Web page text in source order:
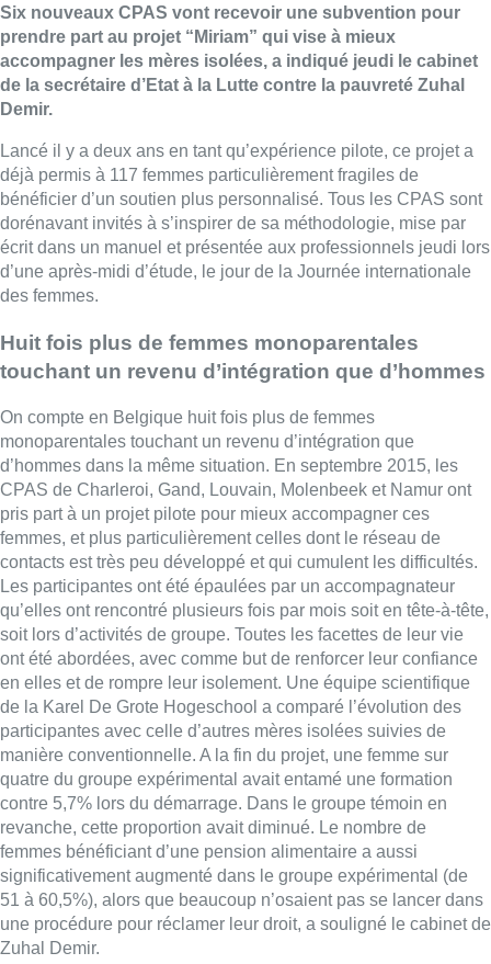
Six nouveaux CPAS vont recevoir une subvention pour
prendre part au projet “Miriam” qui vise à mieux
accompagner les mères isolées, a indiqué jeudi le cabinet
de la secrétaire d’Etat à la Lutte contre la pauvreté Zuhal
Demir.
Lancé il y a deux ans en tant qu’expérience pilote, ce projet a
déjà permis à 117 femmes particulièrement fragiles de
bénéficier d’un soutien plus personnalisé. Tous les CPAS sont
dorénavant invités à s’inspirer de sa méthodologie, mise par
écrit dans un manuel et présentée aux professionnels jeudi lors
d’une après-midi d’étude, le jour de la Journée internationale
des femmes.
Huit fois plus de femmes monoparentales
touchant un revenu d’intégration que d’hommes
On compte en Belgique huit fois plus de femmes
monoparentales touchant un revenu d’intégration que
d’hommes dans la même situation. En septembre 2015, les
CPAS de Charleroi, Gand, Louvain, Molenbeek et Namur ont
pris part à un projet pilote pour mieux accompagner ces
femmes, et plus particulièrement celles dont le réseau de
contacts est très peu développé et qui cumulent les difficultés.
Les participantes ont été épaulées par un accompagnateur
qu’elles ont rencontré plusieurs fois par mois soit en tête-à-tête,
soit lors d’activités de groupe. Toutes les facettes de leur vie
ont été abordées, avec comme but de renforcer leur confiance
en elles et de rompre leur isolement. Une équipe scientifique
de la Karel De Grote Hogeschool a comparé l’évolution des
participantes avec celle d’autres mères isolées suivies de
manière conventionnelle. A la fin du projet, une femme sur
quatre du groupe expérimental avait entamé une formation
contre 5,7% lors du démarrage. Dans le groupe témoin en
revanche, cette proportion avait diminué. Le nombre de
femmes bénéficiant d’une pension alimentaire a aussi
significativement augmenté dans le groupe expérimental (de
51 à 60,5%), alors que beaucoup n’osaient pas se lancer dans
une procédure pour réclamer leur droit, a souligné le cabinet de
Zuhal Demir.